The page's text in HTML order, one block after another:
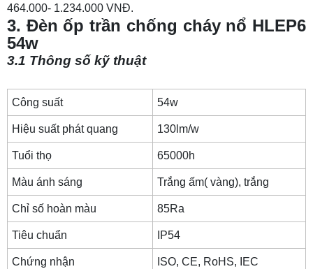
464.000- 1.234.000 VNĐ.
3. Đèn ốp trần chống cháy nổ HLEP6
54w
3.1 Thông số kỹ thuật
Công suất 54w
Hiệu suất phát quang 130lm/w
Tuổi thọ 65000h
Màu ánh sáng Trắng ấm( vàng), trắng
Chỉ số hoàn màu 85Ra
Tiêu chuẩn IP54
Chứng nhận ISO, CE, RoHS, IEC